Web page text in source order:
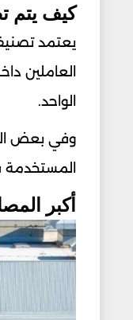
كيف يتم
يعتمد
العاملين
الواحد.
وفي بعض
المستخدمة
أكبر